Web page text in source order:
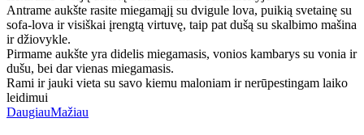
Antrame aukšte rasite miegamąjį su dvigule lova, puikią svetainę su
sofa-lova ir visiškai įrengtą virtuvę, taip pat dušą su skalbimo mašina
ir džiovykle.
Pirmame aukšte yra didelis miegamasis, vonios kambarys su vonia ir
dušu, bei dar vienas miegamasis.
Rami ir jauki vieta su savo kiemu maloniam ir nerūpestingam laiko
leidimui
DaugiauMažiau